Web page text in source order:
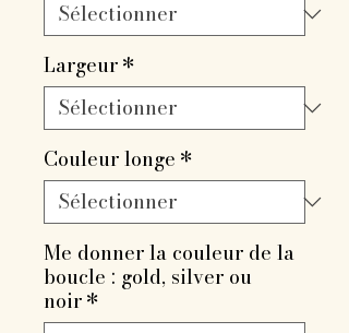
Largeur*
Couleur longe *
Me donner la couleur de la
boucle : gold, silver ou
noir*